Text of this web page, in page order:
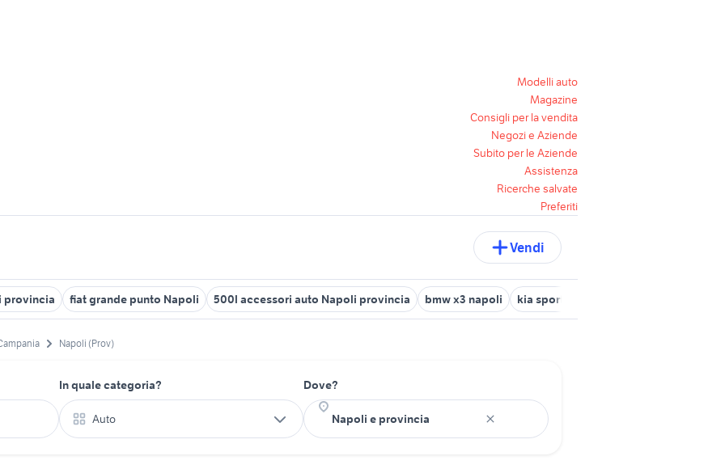
Modelli auto
Magazine
Consigli per la vendita
Negozi e Aziende
Subito per le Aziende
Assistenza
Ricerche salvate
Preferiti
Vendi
provincia fiat grande punto Napoli 500l accessori auto Napoli provincia bmw x3 napoli kia sportage nola
Napoli (Prov)
In quale categoria?
Auto
Dove?